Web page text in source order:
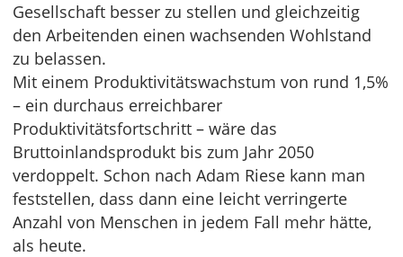
Gesellschaft besser zu stellen und gleichzeitig
den Arbeitenden einen wachsenden Wohlstand
zu belassen.
Mit einem Produktivitätswachstum von rund 1,5%
– ein durchaus erreichbarer
Produktivitätsfortschritt – wäre das
Bruttoinlandsprodukt bis zum Jahr 2050
verdoppelt. Schon nach Adam Riese kann man
feststellen, dass dann eine leicht verringerte
Anzahl von Menschen in jedem Fall mehr hätte,
als heute.